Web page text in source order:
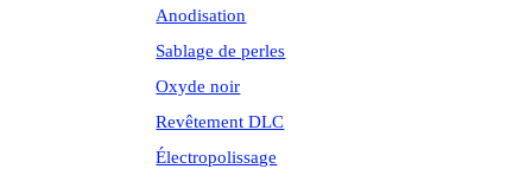
Anodisation
Sablage de perles
Oxyde noir
Revêtement DLC
Électropolissage